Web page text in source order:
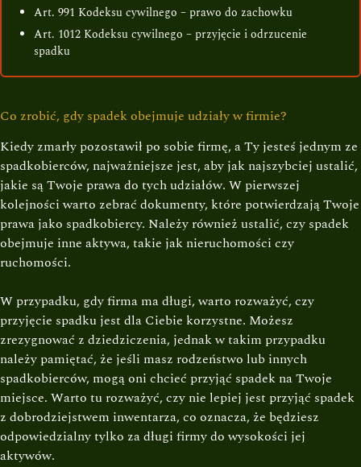
Art. 991 Kodeksu cywilnego – prawo do zachowku
Art. 1012 Kodeksu cywilnego – przyjęcie i odrzucenie
spadku
Co zrobić, gdy spadek obejmuje udziały w firmie?
Kiedy zmarły pozostawił po sobie firmę, a Ty jesteś jednym ze
spadkobierców, najważniejsze jest, aby jak najszybciej ustalić,
jakie są Twoje prawa do tych udziałów. W pierwszej
kolejności warto zebrać dokumenty, które potwierdzają Twoje
prawa jako spadkobiercy. Należy również ustalić, czy spadek
obejmuje inne aktywa, takie jak nieruchomości czy
ruchomości.
W przypadku, gdy firma ma długi, warto rozważyć, czy
przyjęcie spadku jest dla Ciebie korzystne. Możesz
zrezygnować z dziedziczenia, jednak w takim przypadku
należy pamiętać, że jeśli masz rodzeństwo lub innych
spadkobierców, mogą oni chcieć przyjąć spadek na Twoje
miejsce. Warto tu rozważyć, czy nie lepiej jest przyjąć spadek
z dobrodziejstwem inwentarza, co oznacza, że ​​będziesz
odpowiedzialny tylko za długi firmy do wysokości jej
aktywów.